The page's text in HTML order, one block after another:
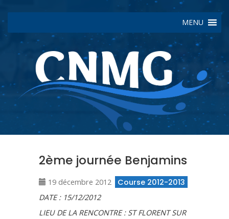
MENU
2ème journée Benjamins
19 décembre 2012 Course 2012-2013
DATE : 15/12/2012
LIEU DE LA RENCONTRE : ST FLORENT SUR